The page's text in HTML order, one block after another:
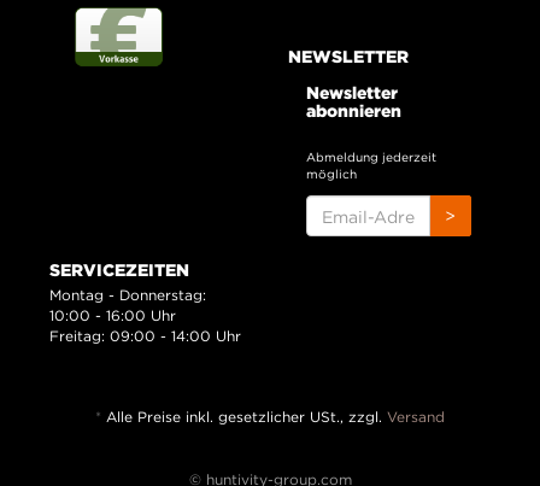
NEWSLETTER
Newsletter
abonnieren
Abmeldung jederzeit
möglich
ADRESSE
>
SERVICEZEITEN
Montag - Donnerstag:
10:00 - 16:00 Uhr
Freitag: 09:00 - 14:00 Uhr
* Alle Preise inkl. gesetzlicher USt., zzgl. Versand
© huntivity-group.com